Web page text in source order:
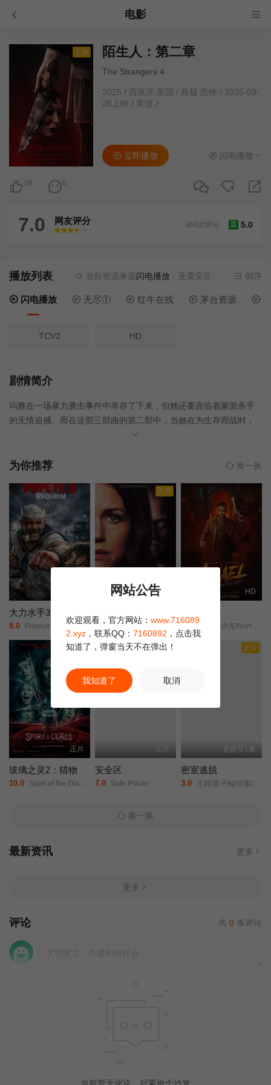
电影
正片 陌生人：第二章
The Strangers 4
2025 / 西班牙,美国 / 悬疑 恐怖 / 2025-09-
26上映 / 英语
18 0
立即播放 闪电播放
7.0 网友评分
很差
较差还行推荐力荐
豆 5.0
368次评分
播放列表 当前资源来源闪电播放- 无需安装任何插件 倒序
闪电播放 无尽① 红牛在线 茅台资源
TCV2 HD
剧情简介
玛雅在一场暴力袭击事件中幸存了下来，但她还要面临着蒙面杀手
的无情追捕。而在这部三部曲的第二部中，当她在为生存而战时，
她揭开了蒙面杀手背后的可怕谜团。
为你推荐 换一换
大力水手3：安魂曲
8.0 Popeye: Requiem/
正片
正片
3.0 卡拉·古奇诺///凯瑟琳·伊莎贝尔///卢·泰勒·普奇///唐纳德·沙利斯///凯文·麦克纳尔蒂// Jason William Day //杰森·麦金农///罗曼·金赛拉///杰卡·博尚// Darcey Johnson / Aedan Edwards / Lee Tichon / Kenny Wood-Schatz/
HD
6.0 雷米·伊沙克/Norreen/Iman/
正片
正片
玻璃之灵2：猎物
10.0 Spirit of the Glass 2: The Hunted/
正片
安全区
7.0 Safe Place/
正片
更新至1集
密室逃脱
3.0 王婷/姜子鲲/何索/祁圣翰/张珊珊/
换一换
最新资讯 更多
更多
评论 共 0 条评论
当前暂无评论，赶紧抢个沙发
网站公告
欢迎观看，官方网站： www.716089
2.xyz ，联系QQ： 7160892 ，点击我
知道了，弹窗当天不在弹出！
我知道了 取消